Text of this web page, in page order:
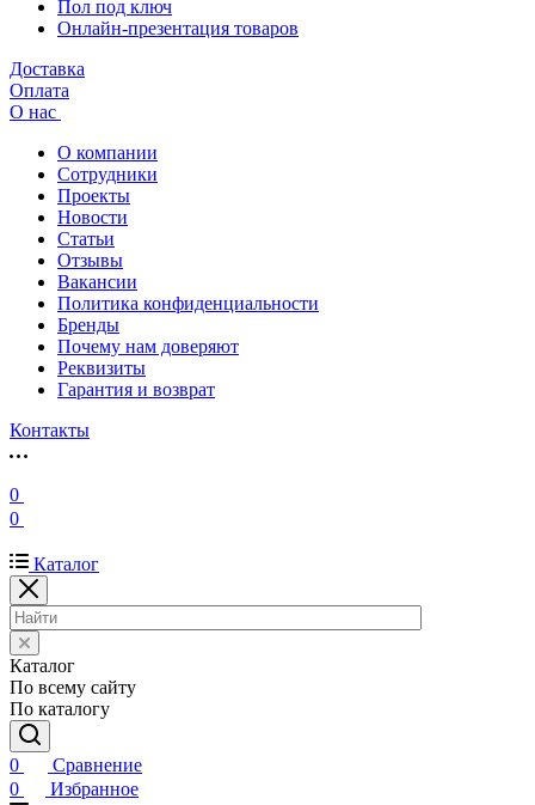
Пол под ключ
Онлайн-презентация товаров
Доставка
Оплата
О нас
О компании
Сотрудники
Проекты
Новости
Статьи
Отзывы
Вакансии
Политика конфиденциальности
Бренды
Почему нам доверяют
Реквизиты
Гарантия и возврат
Контакты
0
0
Каталог
Каталог
По всему сайту
По каталогу
0
Сравнение
0
Избранное